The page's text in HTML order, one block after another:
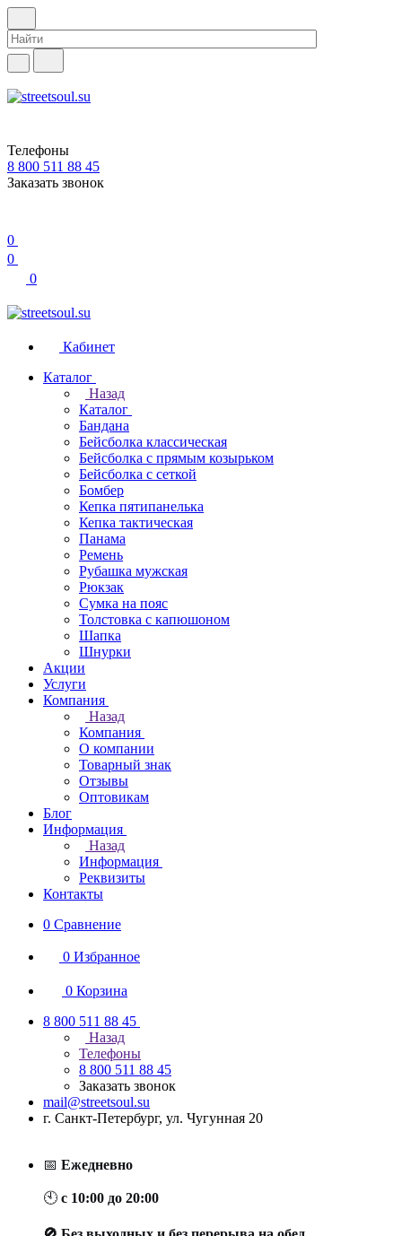
Телефоны
8 800 511 88 45
Заказать звонок
0
0
0
Кабинет
Каталог
Назад
Каталог
Бандана
Бейсболка классическая
Бейсболка с прямым козырьком
Бейсболка с сеткой
Бомбер
Кепка пятипанелька
Кепка тактическая
Панама
Ремень
Рубашка мужская
Рюкзак
Сумка на пояс
Толстовка с капюшоном
Шапка
Шнурки
Акции
Услуги
Компания
Назад
Компания
О компании
Товарный знак
Отзывы
Оптовикам
Блог
Информация
Назад
Информация
Реквизиты
Контакты
0 Сравнение
0 Избранное
0 Корзина
8 800 511 88 45
Назад
Телефоны
8 800 511 88 45
Заказать звонок
mail@streetsoul.su
г. Санкт-Петербург, ул. Чугунная 20
📅 Ежедневно
🕙 с 10:00 до 20:00